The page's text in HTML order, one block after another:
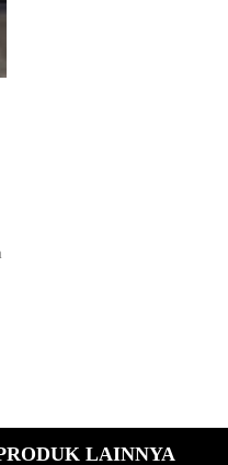
LAINNYA